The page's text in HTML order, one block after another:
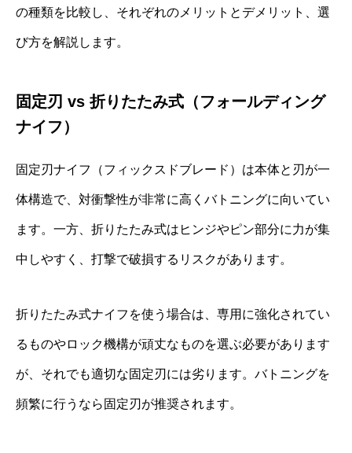
の種類を比較し、それぞれのメリットとデメリット、選
び方を解説します。
固定刃 vs 折りたたみ式（フォールディング
ナイフ）
固定刃ナイフ（フィックスドブレード）は本体と刃が一
体構造で、対衝撃性が非常に高くバトニングに向いてい
ます。一方、折りたたみ式はヒンジやピン部分に力が集
中しやすく、打撃で破損するリスクがあります。
折りたたみ式ナイフを使う場合は、専用に強化されてい
るものやロック機構が頑丈なものを選ぶ必要があります
が、それでも適切な固定刃には劣ります。バトニングを
頻繁に行うなら固定刃が推奨されます。